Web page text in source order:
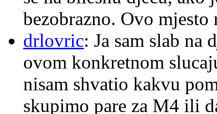
bezobrazno. Ovo
drlovric: Ja sam slab na
ovom konkretnom
nisam shvatio kakvu
skupimo pare za M4 ili